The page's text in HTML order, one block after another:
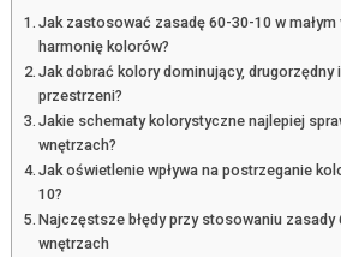
Jak zastosować zasadę 60-30-10 w małym
harmonię kolorów?
Jak dobrać kolory dominujący, drugorzędny
przestrzeni?
Jakie schematy kolorystyczne najlepiej
wnętrzach?
Jak oświetlenie wpływa na postrzeganie
10?
Najczęstsze błędy przy stosowaniu zasady
wnętrzach